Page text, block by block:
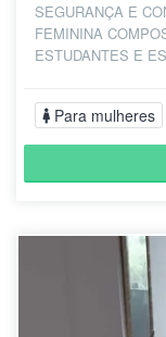
SEGURANÇA E
FEMININA
ESTUDANTES E
Para mulheres